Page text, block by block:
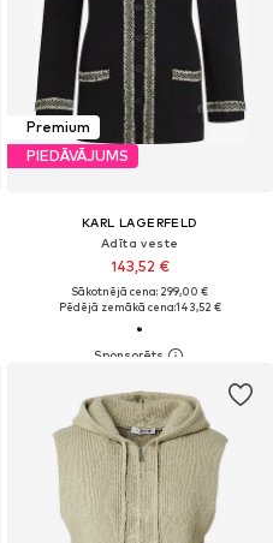
Premium
PIEDĀVĀJUMS
KARL LAGERFELD
Adīta veste
143,52 €
Sākotnējā cena: 299,00 €
Pēdējā zemākā cena:143,52 €